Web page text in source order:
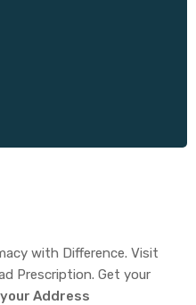
with Difference. Visit
Prescription. Get your
Address